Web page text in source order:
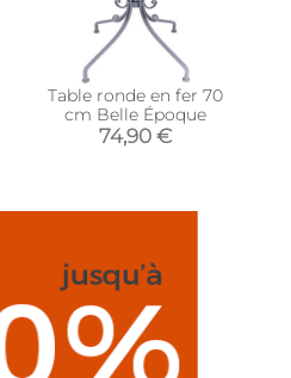
Table ronde en fer 70
cm Belle Époque
74,90 €